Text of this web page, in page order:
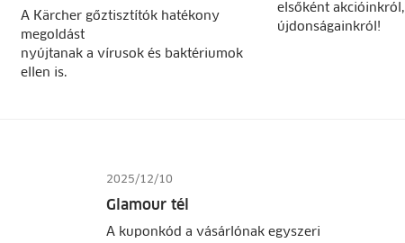
A Kärcher gőztisztítók hatékony
megoldást
nyújtanak a vírusok és baktériumok
ellen is.
elsőként akcióinkról,
újdonságainkról!
2025/12/10
Glamour tél
A kuponkód a vásárlónak egyszeri